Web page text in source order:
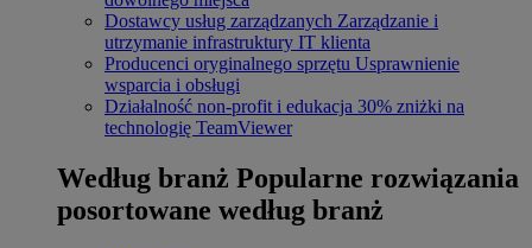
Dostawcy usług zarządzanych Zarządzanie i
utrzymanie infrastruktury IT klienta
Producenci oryginalnego sprzętu Usprawnienie
wsparcia i obsługi
Działalność non-profit i edukacja 30% zniżki na
technologię TeamViewer
Według branż Popularne rozwiązania
posortowane według branż